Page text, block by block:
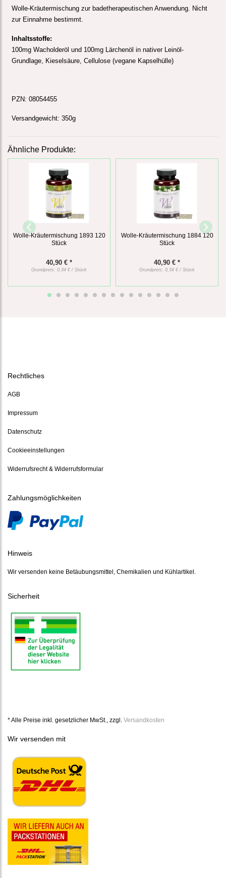
Wolle-Kräutermischung zur badetherapeutischen Anwendung. Nicht
zur Einnahme bestimmt.
Inhaltsstoffe:
100mg Wacholderöl und 100mg Lärchenöl in nativer Leinöl-
Grundlage, Kieselsäure, Cellulose (vegane Kapselhülle)
PZN: 08054455
Versandgewicht: 350g
Ähnliche Produkte:
Wolle-Kräutermischung 1893 120
Stück
40,90 € *
Grundpreis: 0,34 € / Stück
Wolle-Kräutermischung 1884 120
Stück
40,90 € *
Grundpreis: 0,34 € / Stück
Rechtliches
AGB
Impressum
Datenschutz
Cookieeinstellungen
Widerrufsrecht & Widerrufsformular
Zahlungsmöglichkeiten
Hinweis
Wir versenden keine Betäubungsmittel, Chemikalien und Kühlartikel.
Sicherheit
* Alle Preise inkl. gesetzlicher MwSt., zzgl. Versandkosten
Wir versenden mit